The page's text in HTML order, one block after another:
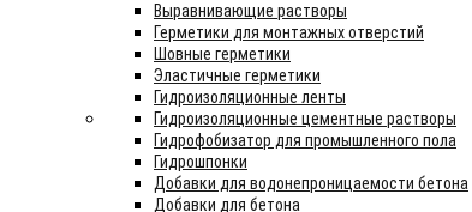
Выравнивающие растворы
Герметики для монтажных отверстий
Шовные герметики
Эластичные герметики
Гидроизоляционные ленты
Гидроизоляционные цементные растворы
Гидрофобизатор для промышленного пола
Гидрошпонки
Добавки для водонепроницаемости бетона
Добавки для бетона